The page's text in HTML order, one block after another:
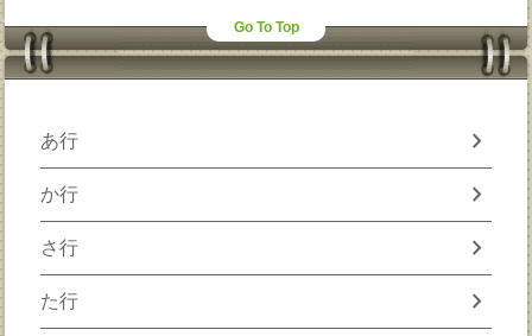
Go To Top
あ行 chevron_right
か行 chevron_right
さ行 chevron_right
た行 chevron_right